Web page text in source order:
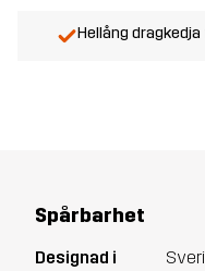
Hellång
Spårbarhet
Designad i